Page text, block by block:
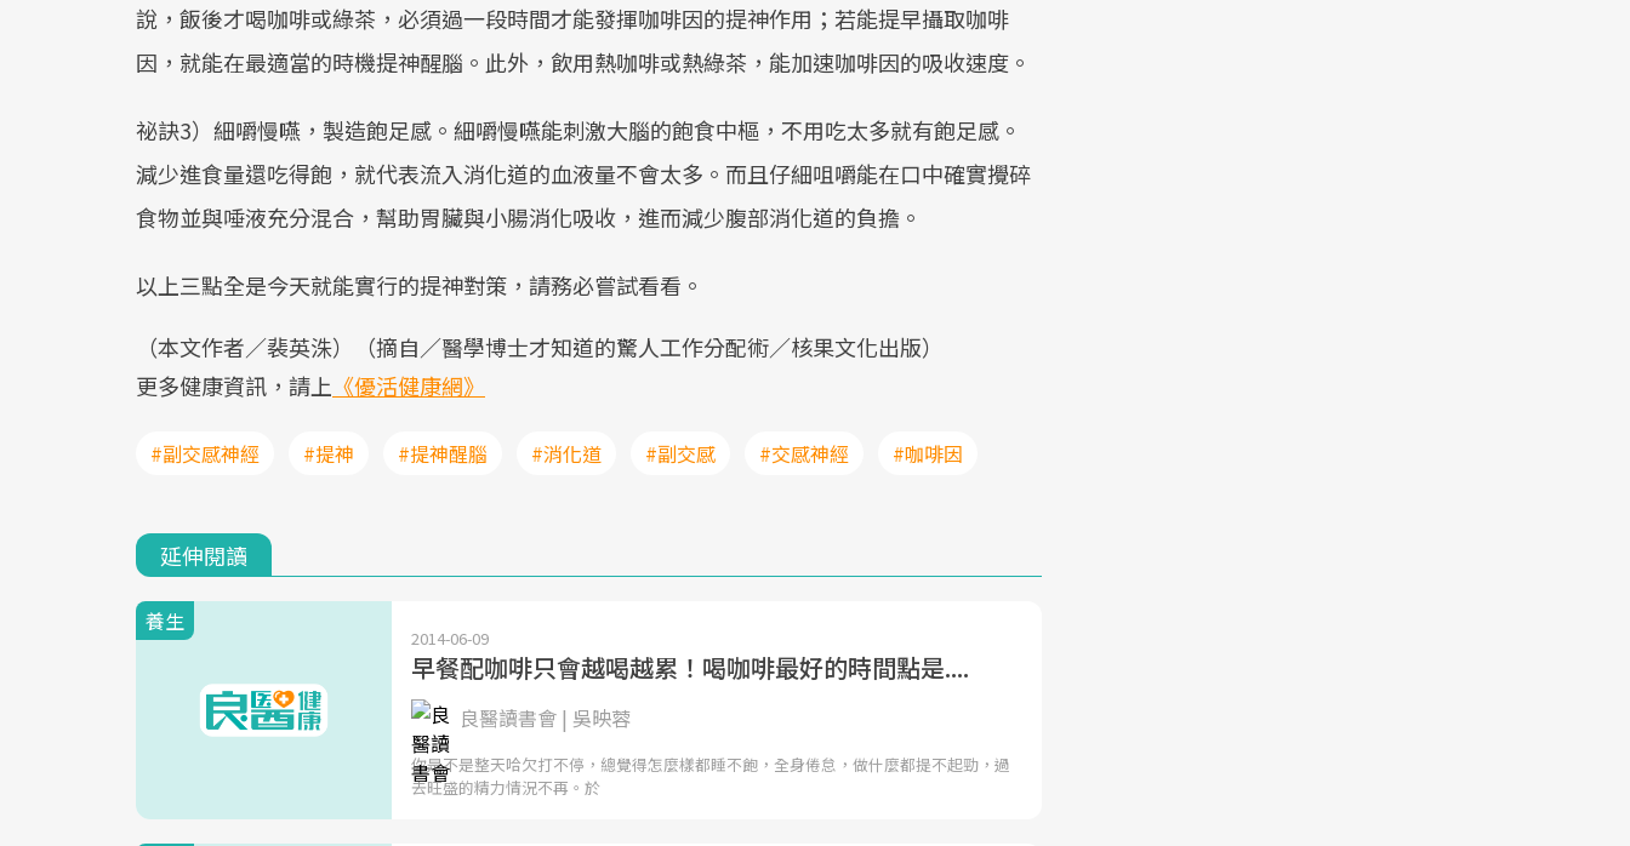
說，飯後才喝咖啡或綠茶，必須過一段時間才能發揮咖啡因的提神作用；若能提早攝取咖啡
因，就能在最適當的時機提神醒腦。此外，飲用熱咖啡或熱綠茶，能加速咖啡因的吸收速度。
祕訣3）細嚼慢嚥，製造飽足感。細嚼慢嚥能刺激大腦的飽食中樞，不用吃太多就有飽足感。
減少進食量還吃得飽，就代表流入消化道的血液量不會太多。而且仔細咀嚼能在口中確實攪碎
食物並與唾液充分混合，幫助胃臟與小腸消化吸收，進而減少腹部消化道的負擔。
以上三點全是今天就能實行的提神對策，請務必嘗試看看。
（本文作者／裴英洙）（摘自／醫學博士才知道的驚人工作分配術／核果文化出版）
更多健康資訊，請上 《優活健康網》
#副交感神經 #提神 #提神醒腦 #消化道 #副交感 #交感神經 #咖啡因
延伸閱讀
養生
2014-06-09
早餐配咖啡只會越喝越累！喝咖啡最好的時間點是....
良醫讀書會 | 吳映蓉
你是不是整天哈欠打不停，總覺得怎麼樣都睡不飽，全身倦怠，做什麼都提不起勁，過
去旺盛的精力情況不再。於